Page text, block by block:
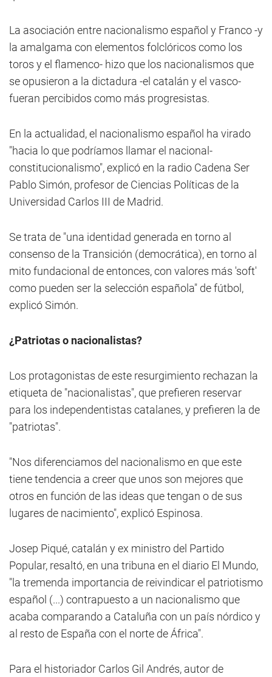
La asociación entre nacionalismo español y Franco -y
la amalgama con elementos folclóricos como los
toros y el flamenco- hizo que los nacionalismos que
se opusieron a la dictadura -el catalán y el vasco-
fueran percibidos como más progresistas.
En la actualidad, el nacionalismo español ha virado
"hacia lo que podríamos llamar el nacional-
constitucionalismo", explicó en la radio Cadena Ser
Pablo Simón, profesor de Ciencias Políticas de la
Universidad Carlos III de Madrid.
Se trata de "una identidad generada en torno al
consenso de la Transición (democrática), en torno al
mito fundacional de entonces, con valores más 'soft'
como pueden ser la selección española" de fútbol,
explicó Simón.
¿Patriotas o nacionalistas?
Los protagonistas de este resurgimiento rechazan la
etiqueta de "nacionalistas", que prefieren reservar
para los independentistas catalanes, y prefieren la de
"patriotas".
"Nos diferenciamos del nacionalismo en que este
tiene tendencia a creer que unos son mejores que
otros en función de las ideas que tengan o de sus
lugares de nacimiento", explicó Espinosa.
Josep Piqué, catalán y ex ministro del Partido
Popular, resaltó, en una tribuna en el diario El Mundo,
"la tremenda importancia de reivindicar el patriotismo
español (...) contrapuesto a un nacionalismo que
acaba comparando a Cataluña con un país nórdico y
al resto de España con el norte de África".
Para el historiador Carlos Gil Andrés, autor de